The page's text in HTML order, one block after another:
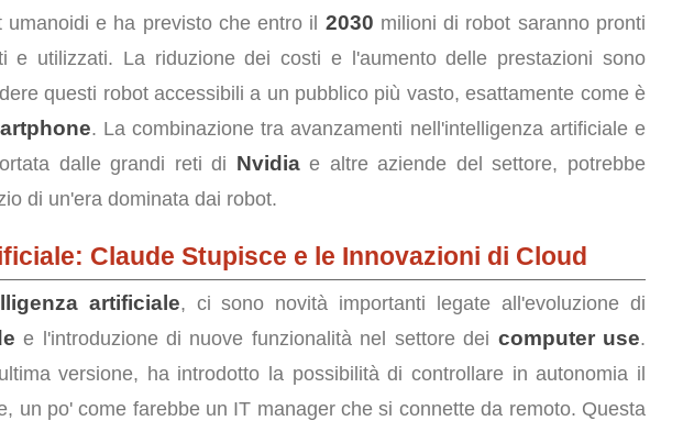
e ha previsto che entro il 2030 milioni di robot saranno pronti
e utilizzati. La riduzione dei costi e l'aumento delle prestazioni sono
questi robot accessibili a un pubblico più vasto, esattamente come è
. La combinazione tra avanzamenti nell'intelligenza artificiale e
dalle grandi reti di Nvidiae altre aziende del settore, potrebbe
di un'era dominata dai robot.
Claude Stupisce e le Innovazioni di Cloud
artificiale, ci sono novità importanti legate all'evoluzione di
e l'introduzione di nuove funzionalità nel settore dei computer use.
versione, ha introdotto la possibilità di controllare in autonomia il
un po' come farebbe un IT manager che si connette da remoto. Questa